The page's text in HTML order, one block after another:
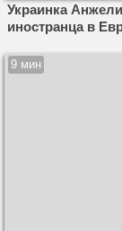
Украинка
иностранца в
9 мин